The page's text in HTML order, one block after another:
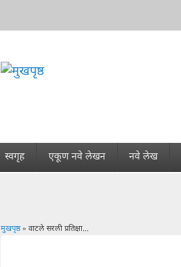
स्वगृह एकूण नवे लेखन नवे लेख
मुखपृष्ठ» वाटले सरली प्रतिक्षा...